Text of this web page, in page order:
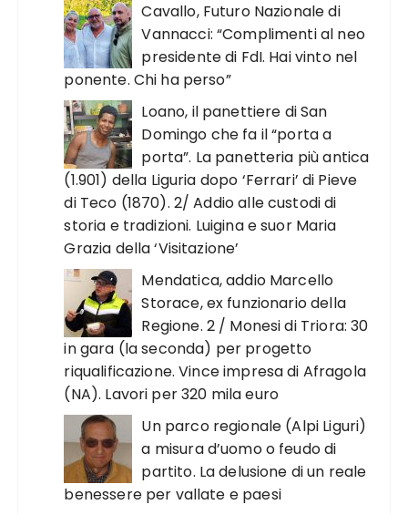
Cavallo, Futuro Nazionale di
Vannacci: “Complimenti al neo
presidente di FdI. Hai vinto nel
ponente. Chi ha perso”
Loano, il panettiere di San
Domingo che fa il “porta a
porta”. La panetteria più antica
(1.901) della Liguria dopo ‘Ferrari’ di Pieve
di Teco (1870). 2/ Addio alle custodi di
storia e tradizioni. Luigina e suor Maria
Grazia della ‘Visitazione’
Mendatica, addio Marcello
Storace, ex funzionario della
Regione. 2 / Monesi di Triora: 30
in gara (la seconda) per progetto
riqualificazione. Vince impresa di Afragola
(NA). Lavori per 320 mila euro
Un parco regionale (Alpi Liguri)
a misura d’uomo o feudo di
partito. La delusione di un reale
benessere per vallate e paesi